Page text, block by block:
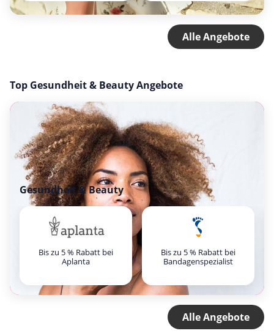
Alle Angebote
Top Gesundheit & Beauty Angebote
Gesundheit & Beauty
Bis zu 5 % Rabatt bei
Aplanta
Bis zu 5 % Rabatt bei
Bandagenspezialist
Alle Angebote